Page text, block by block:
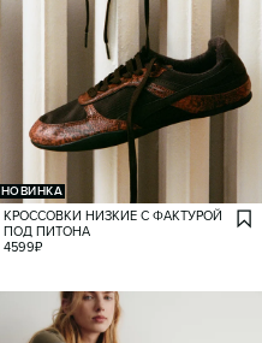
НОВИНКА
КРОССОВКИ НИЗКИЕ С ФАКТУРОЙ
ПОД ПИТОНА
4599₽